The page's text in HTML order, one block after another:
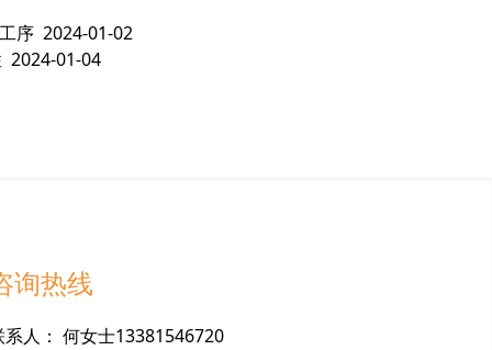
序 2024-01-02
2024-01-04
询热线
系人 ：何女士13381546720